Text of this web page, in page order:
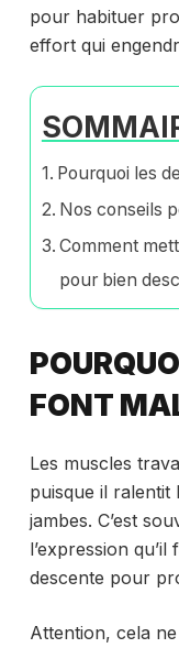
pour habituer
effort qui
Pourquoi les
Nos conseils
Comment
pour bien
FONT
Les muscles
puisque il ralentit
jambes. C’est
l’expression
descente pour
Attention, cela ne